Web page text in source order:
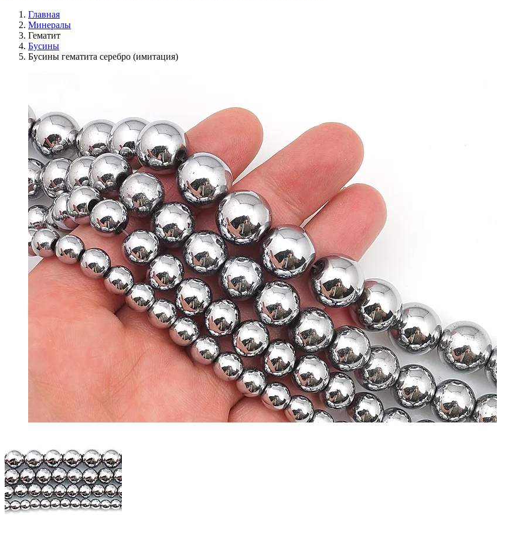
Главная
Минералы
Гематит
Бусины
Бусины гематита серебро (имитация)